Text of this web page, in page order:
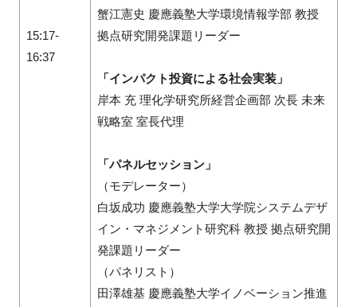
15:17-
16:37
蟹江憲史 慶應義塾大学環境情報学部 教授
拠点研究開発課題リーダー
「インパクト投資による社会実装」
岸本 充 理化学研究所経営企画部 次長 未来
戦略室 室長代理
「パネルセッション」
（モデレーター）
白坂成功 慶應義塾大学大学院システムデザ
イン・マネジメント研究科 教授 拠点研究開
発課題リーダー
（パネリスト）
田澤雄基 慶應義塾大学イノベーション推進